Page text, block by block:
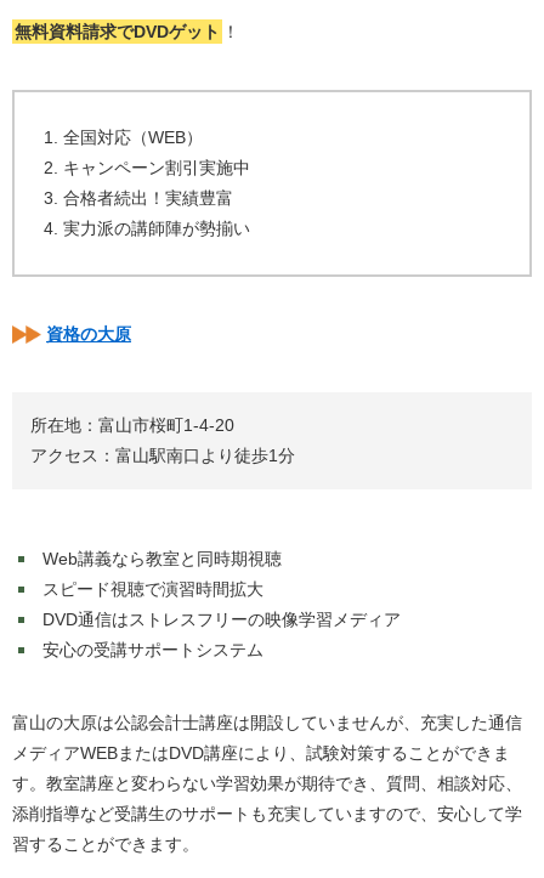
無料資料請求でDVDゲット ！
全国対応（WEB）
キャンペーン割引実施中
合格者続出！実績豊富
実力派の講師陣が勢揃い
資格の大原
所在地：富山市桜町1-4-20
アクセス：富山駅南口より徒歩1分
Web講義なら教室と同時期視聴
スピード視聴で演習時間拡大
DVD通信はストレスフリーの映像学習メディア
安心の受講サポートシステム
富山の大原は公認会計士講座は開設していませんが、充実した通信
メディアWEBまたはDVD講座により、試験対策することができま
す。教室講座と変わらない学習効果が期待でき、質問、相談対応、
添削指導など受講生のサポートも充実していますので、安心して学
習することができます。